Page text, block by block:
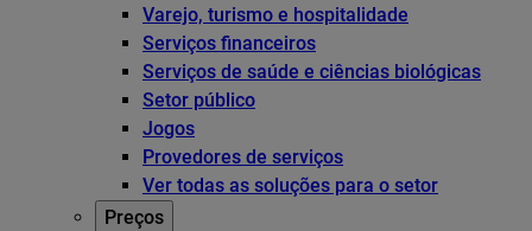
Varejo, turismo e hospitalidade
Serviços financeiros
Serviços de saúde e ciências biológicas
Setor público
Jogos
Provedores de serviços
Ver todas as soluções para o setor
Preços